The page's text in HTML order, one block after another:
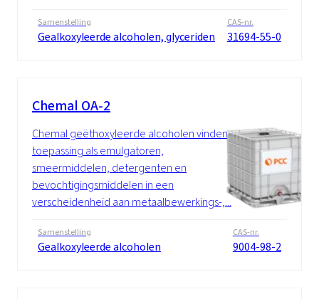
Samenstelling
Gealkoxyleerde alcoholen, glyceriden
CAS-nr.
31694-55-0
Chemal OA-2
Chemal geëthoxyleerde alcoholen vinden
toepassing als emulgatoren,
smeermiddelen, detergenten en
bevochtigingsmiddelen in een
verscheidenheid aan metaalbewerkings-,...
Samenstelling
Gealkoxyleerde alcoholen
CAS-nr.
9004-98-2